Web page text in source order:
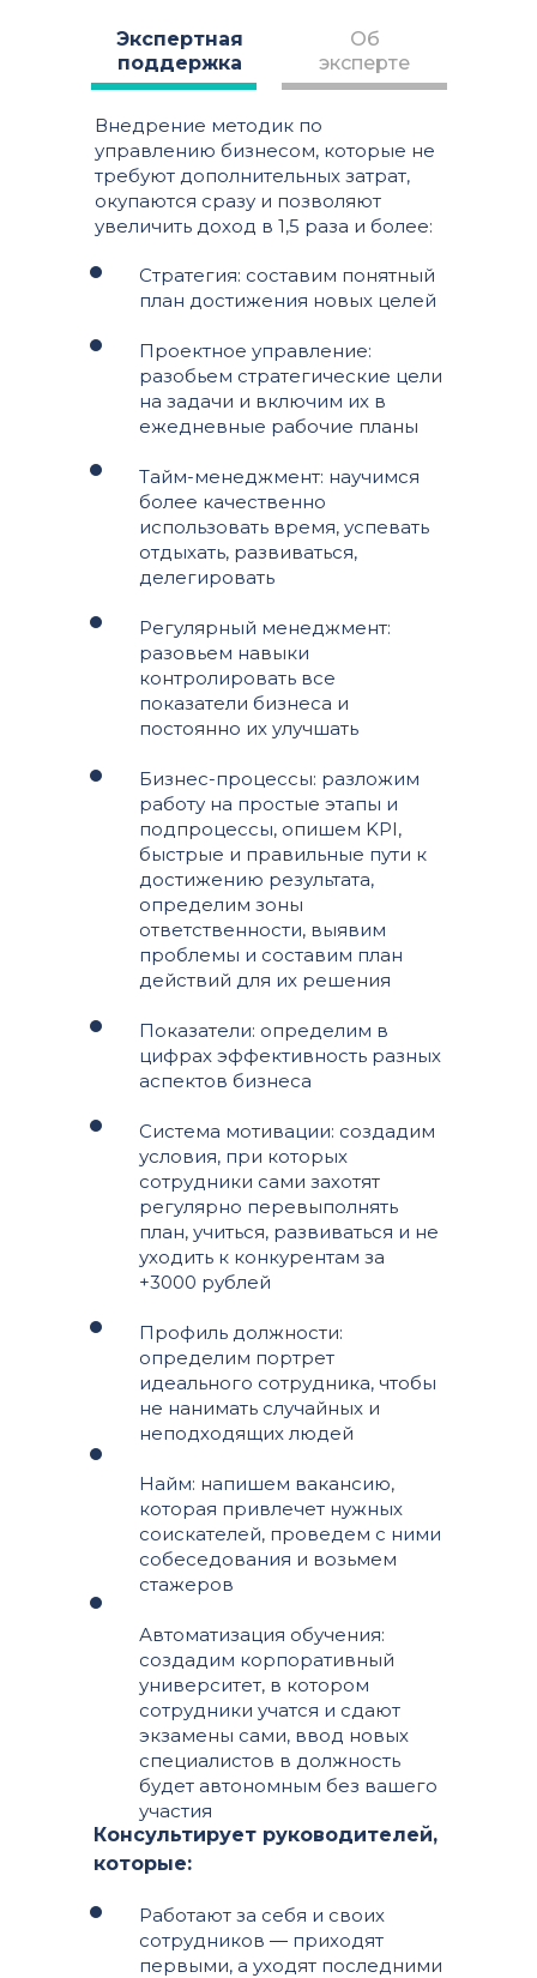
Экспертная
поддержка
Об
эксперте
Стратегия: составим понятный
план достижения новых целей
Проектное управление:
разобьем стратегические цели
на задачи и включим их в
ежедневные рабочие планы
Тайм-менеджмент: научимся
более качественно
использовать время, успевать
отдыхать, развиваться,
делегировать
Регулярный менеджмент:
разовьем навыки
контролировать все
показатели бизнеса и
постоянно их улучшать
Бизнес-процессы: разложим
работу на простые этапы и
подпроцессы, опишем KPI,
быстрые и правильные пути к
достижению результата,
определим зоны
ответственности, выявим
проблемы и составим план
действий для их решения
Показатели: определим в
цифрах эффективность разных
аспектов бизнеса
Система мотивации: создадим
условия, при которых
сотрудники сами захотят
регулярно перевыполнять
план, учиться, развиваться и не
уходить к конкурентам за
+3000 рублей
Профиль должности:
определим портрет
идеального сотрудника, чтобы
не нанимать случайных и
неподходящих людей
Найм: напишем вакансию,
которая привлечет нужных
соискателей, проведем с ними
собеседования и возьмем
стажеров
Автоматизация обучения:
создадим корпоративный
университет, в котором
сотрудники учатся и сдают
экзамены сами, ввод новых
специалистов в должность
будет автономным без вашего
участия
Внедрение методик по
управлению бизнесом, которые не
требуют дополнительных затрат,
окупаются сразу и позволяют
увеличить доход в 1,5 раза и более:
Консультирует руководителей,
которые:
Работают за себя и своих
сотрудников ― приходят
первыми, а уходят последними